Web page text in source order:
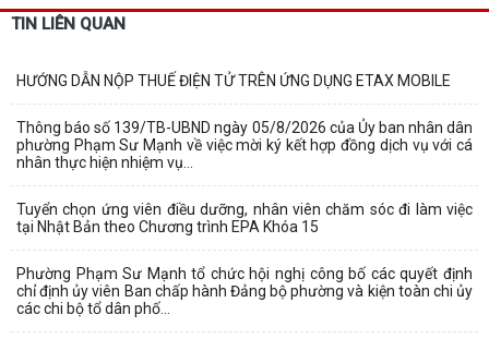
TIN LIÊN QUAN
HƯỚNG DẪN NỘP THUẾ ĐIỆN TỬ TRÊN ỨNG DỤNG ETAX MOBILE
Thông báo số 139/TB-UBND ngày 05/8/2026 của Ủy ban nhân dân
phường Phạm Sư Mạnh về việc mời ký kết hợp đồng dịch vụ với cá
nhân thực hiện nhiệm vụ...
Tuyển chọn ứng viên điều dưỡng, nhân viên chăm sóc đi làm việc
tại Nhật Bản theo Chương trình EPA Khóa 15
Phường Phạm Sư Mạnh tổ chức hội nghị công bố các quyết định
chỉ định ủy viên Ban chấp hành Đảng bộ phường và kiện toàn chi ủy
các chi bộ tổ dân phố...